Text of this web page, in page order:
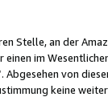
Stelle, an der
im
von
keine